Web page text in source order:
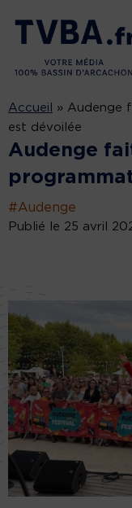
Accueil » Audenge
est dévoilée
Audenge
#Audenge
Publié le 25 avril